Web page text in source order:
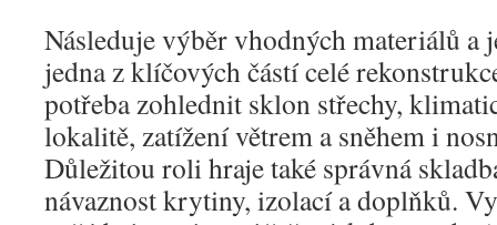
Následuje výběr vhodných materiálů a
jedna z klíčových částí celé
potřeba zohlednit sklon střechy,
lokalitě, zatížení větrem a sněhem i
Důležitou roli hraje také správná
návaznost krytiny, izolací a doplňků.